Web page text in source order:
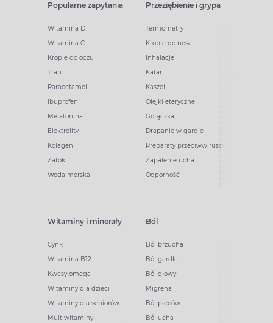
Popularne zapytania
Witamina D
Witamina C
Krople do oczu
Tran
Paracetamol
Ibuprofen
Melatonina
Elektrolity
Kolagen
Zatoki
Woda morska
Przeziębienie i grypa
Termometry
Krople do nosa
Inhalacje
Katar
Kaszel
Olejki eteryczne
Gorączka
Drapanie w gardle
Preparaty przeciwwirusowe
Zapalenie ucha
Odporność
Witaminy i minerały
Cynk
Witamina B12
Kwasy omega
Witaminy dla dzieci
Witaminy dla seniorów
Multiwitaminy
Ból
Ból brzucha
Ból gardła
Ból głowy
Migrena
Ból pleców
Ból ucha